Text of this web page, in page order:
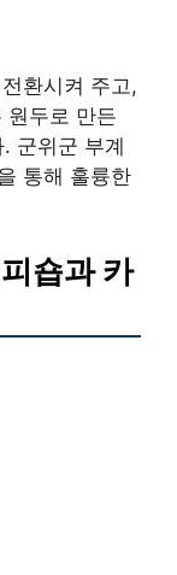
환시켜 주고,
원두로 만든
군위군 부계
통해 훌륭한
숍과 카